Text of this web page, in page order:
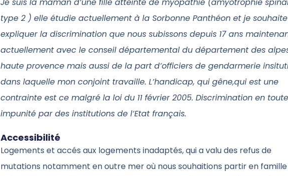
Je suis la maman d’une fille atteinte de myopathie (amyotrophie
type 2 ) elle étudie actuellement à la Sorbonne Panthéon et je souhaite
expliquer la discrimination que nous subissons depuis 17 ans
actuellement avec le conseil départemental du département des
haute provence mais aussi de la part d’officiers de gendarmerie
dans laquelle mon conjoint travaille. L’handicap, qui gêne,qui est une
contrainte est ce malgré la loi du 11 février 2005. Discrimination en toute
impunité par des institutions de l’Etat français.
Accessibilité
Logements et accés aux logements inadaptés, qui a valu des refus de
mutations notamment en outre mer où nous souhaitions partir en